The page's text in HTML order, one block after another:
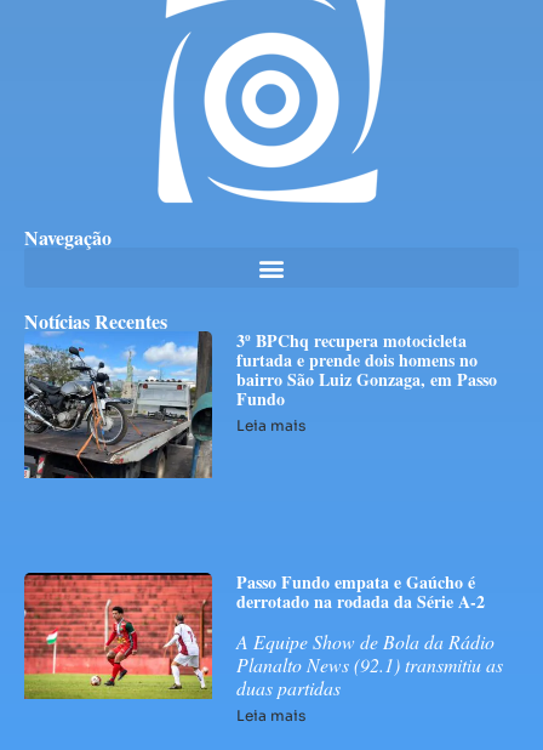
Navegação
Notícias Recentes
3º BPChq recupera motocicleta
furtada e prende dois homens no
bairro São Luiz Gonzaga, em Passo
Fundo
Leia mais
Passo Fundo empata e Gaúcho é
derrotado na rodada da Série A-2
A Equipe Show de Bola da Rádio
Planalto News (92.1) transmitiu as
duas partidas
Leia mais